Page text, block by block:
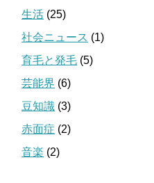
生活 (25)
社会ニュース (1)
育毛と発毛 (5)
芸能界 (6)
豆知識 (3)
赤面症 (2)
音楽 (2)